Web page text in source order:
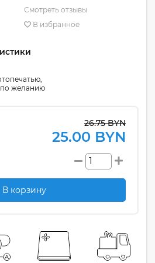
Смотреть отзывы
В избранное
желанию
26.75 BYN
25.00 BYN
В корзину